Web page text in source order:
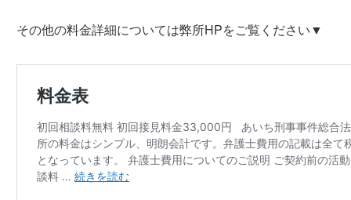
その他の料金詳細については弊所HPをご覧ください▼